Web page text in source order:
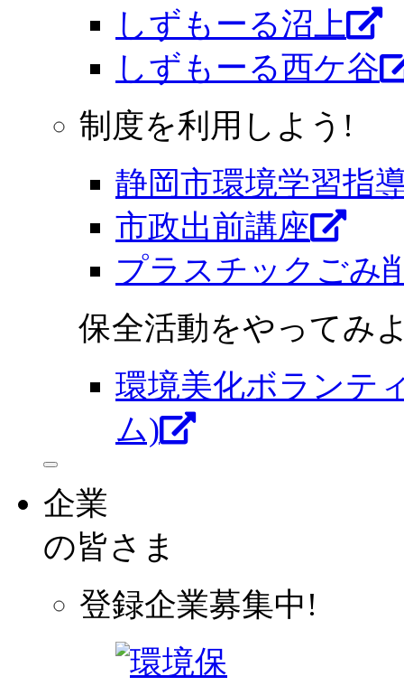
しずもーる沼上
しずもーる⻄ケ谷
制度を利用しよう!
静岡市環境学習指
市政出前講座
プラスチックごみ
保全活動をやってみ
環境美化ボランテ
ム)
企業
の皆さま
登録企業募集中!